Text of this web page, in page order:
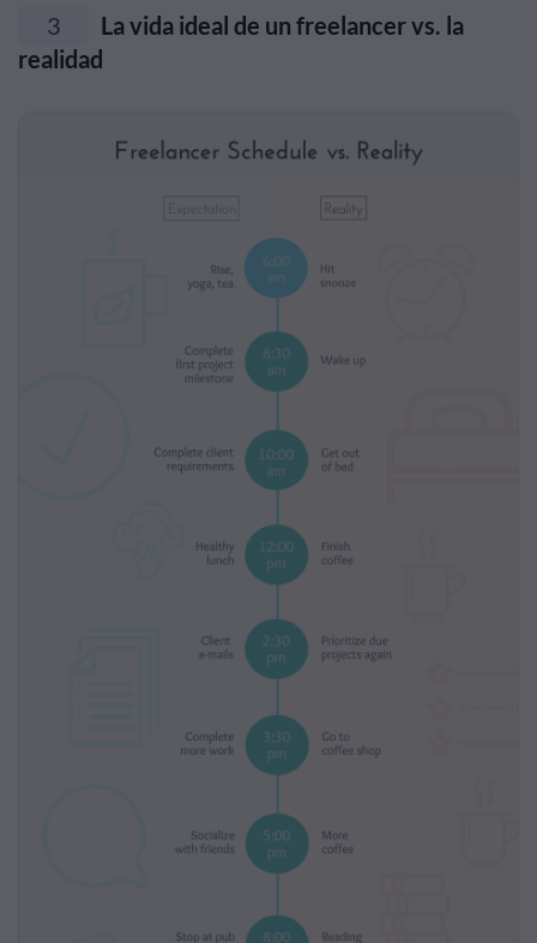
3
La vida ideal de un freelancer vs. la
realidad